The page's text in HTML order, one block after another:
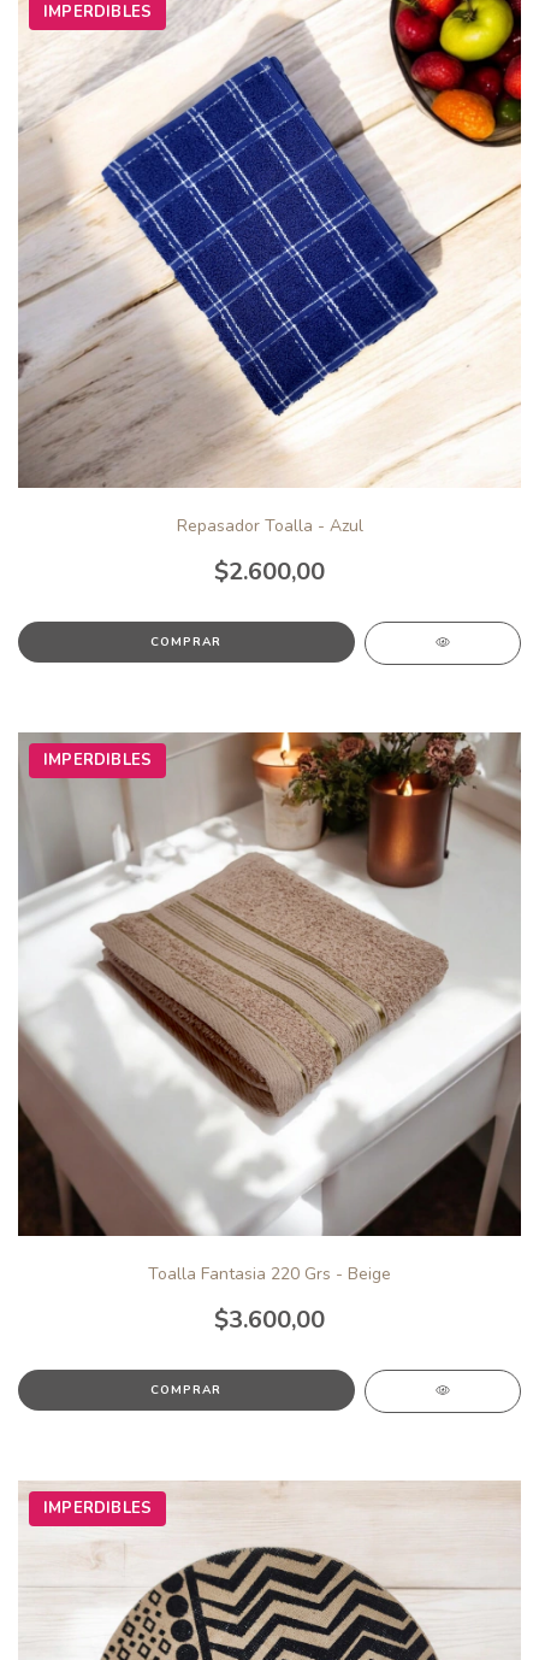
IMPERDIBLES
Repasador Toalla - Azul
$2.600,00
IMPERDIBLES
Toalla Fantasia 220 Grs - Beige
$3.600,00
IMPERDIBLES